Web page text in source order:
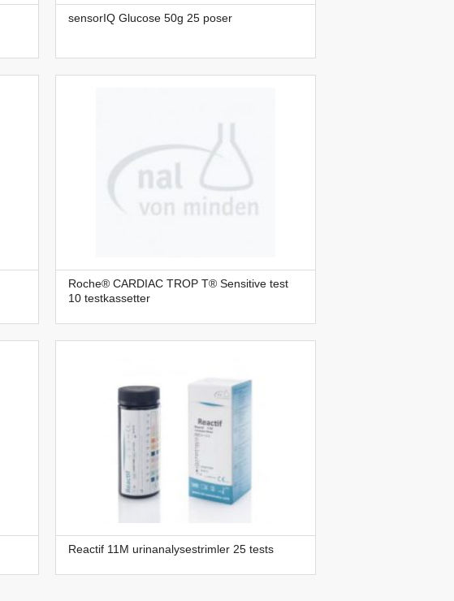
sensorIQ Glucose 50g 25 poser
Roche® CARDIAC TROP T® Sensitive test
10 testkassetter
Reactif 11M urinanalysestrimler 25 tests